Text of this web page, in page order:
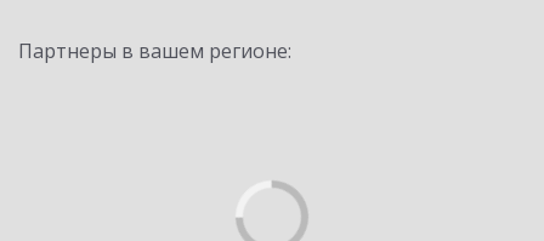
Партнеры в вашем регионе: